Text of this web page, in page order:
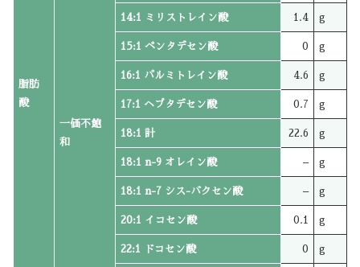
脂肪
酸
一価不飽
和
14:1 ミリストレイン酸 1.4 g
15:1 ペンタデセン酸 0 g
16:1 パルミトレイン酸 4.6 g
17:1 ヘプタデセン酸 0.7 g
18:1 計 22.6 g
18:1 n-9 オレイン酸 – g
18:1 n-7 シス-バクセン酸 – g
20:1 イコセン酸 0.1 g
22:1 ドコセン酸 0 g